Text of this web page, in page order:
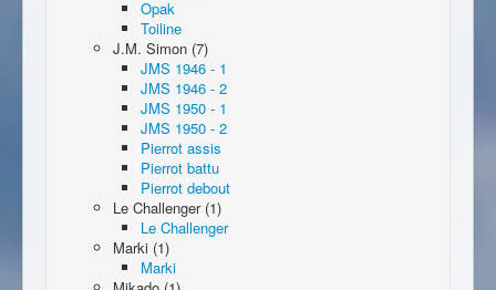
Opak
Toiline
J.M. Simon (7)
JMS 1946 - 1
JMS 1946 - 2
JMS 1950 - 1
JMS 1950 - 2
Pierrot assis
Pierrot battu
Pierrot debout
Le Challenger (1)
Le Challenger
Marki (1)
Marki